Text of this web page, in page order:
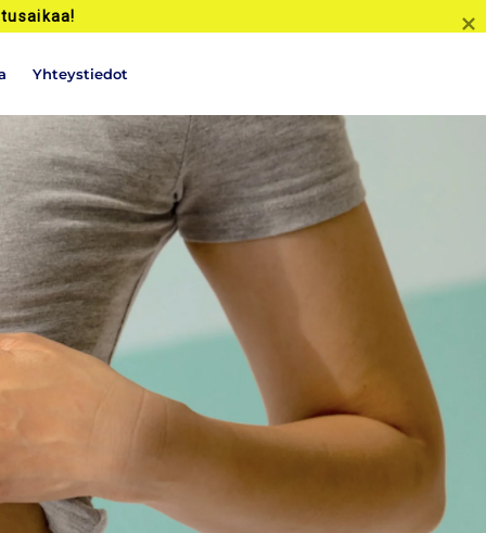
Yhteystiedot